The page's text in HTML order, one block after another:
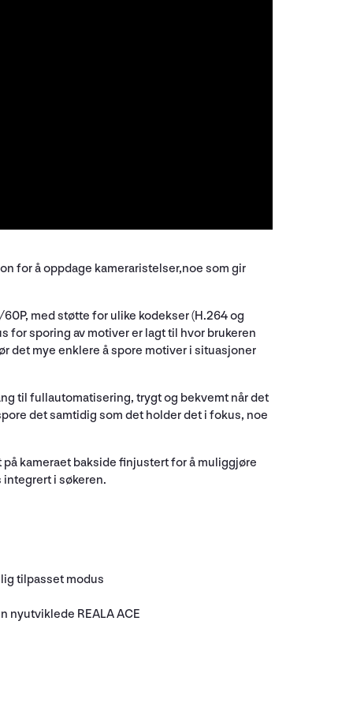
for å oppdage kameraristelser,noe som gir
med støtte for ulike kodekser (H.264 og
for sporing av motiver er lagt til hvor brukeren
det mye enklere å spore motiver i situasjoner
til fullautomatisering, trygt og bekvemt når det
det samtidig som det holder det i fokus, noe
kameraet bakside finjustert for å muliggjøre
i søkeren.
tilpasset modus
REALA ACE